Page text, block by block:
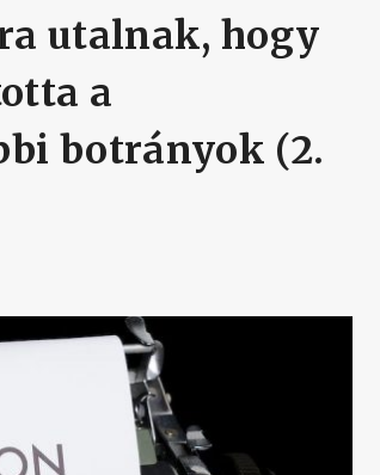
utalnak, hogy
a
botrányok (2.